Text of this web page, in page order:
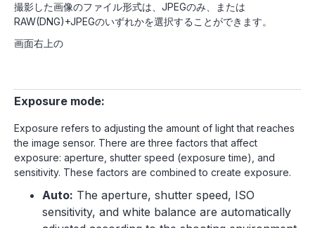
撮影した画像のファイル形式は、JPEGのみ、または
RAW(DNG)+JPEGのいずれかを選択することができます。
画面右上の
Exposure mode:
Exposure refers to adjusting the amount of light that reaches
the image sensor. There are three factors that affect
exposure: aperture, shutter speed (exposure time), and
sensitivity. These factors are combined to create exposure.
Auto: The aperture, shutter speed, ISO
sensitivity, and white balance are automatically